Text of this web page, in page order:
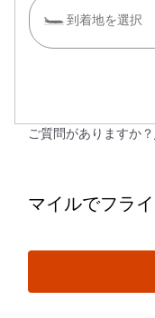
到着地を選択
運賃タイプ指定な
往路出発日およ
ご利用条件
ご質問がありますか？
マイルでフラ